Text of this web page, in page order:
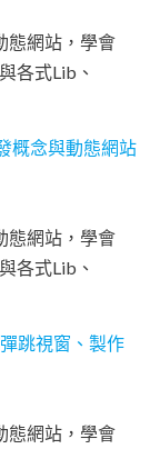
態網站，學會
各式Lib、
概念與動態網站
態網站，學會
各式Lib、
跳視窗、製作
態網站，學會